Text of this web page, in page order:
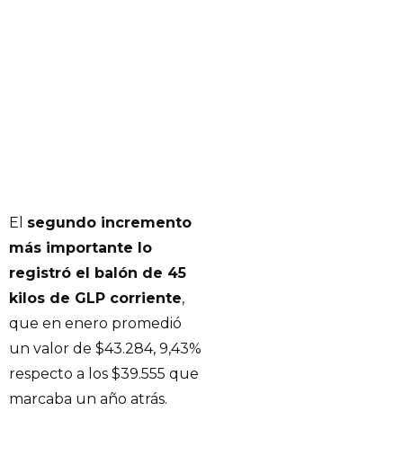
El segundo incremento
más importante lo
registró el balón de 45
kilos de GLP corriente,
que en enero promedió
un valor de $43.284, 9,43%
respecto a los $39.555 que
marcaba un año atrás.